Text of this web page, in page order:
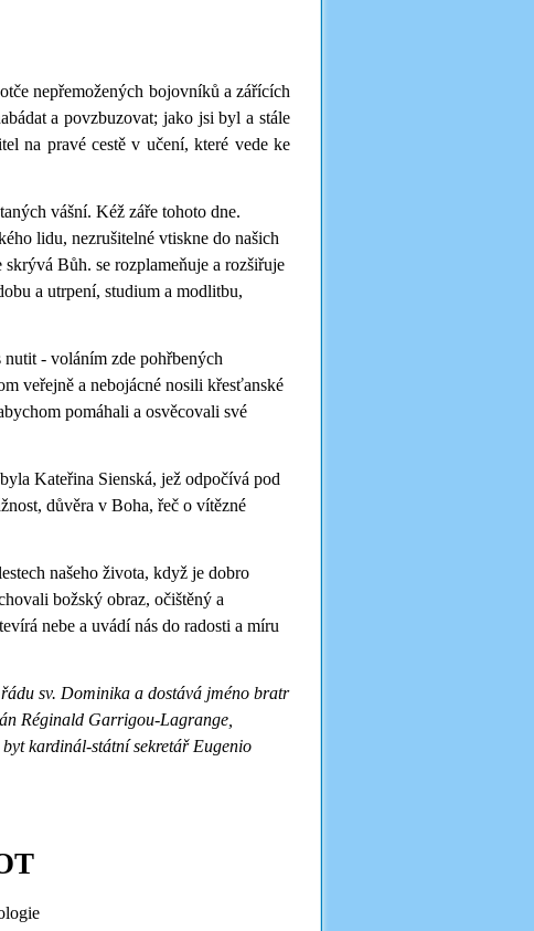
nepřemožených bojovníků a zářících
a povzbuzovat; jako jsi byl a stále
na pravé cestě v učení, které vede ke
vášní. Kéž záře tohoto dne.
lidu, nezrušitelné vtiskne do našich
Bůh. se rozplameňuje a rozšiřuje
a utrpení, studium a modlitbu,
- voláním zde pohřbených
veřejně a nebojácné nosili křesťanské
pomáhali a osvěcovali své
Kateřina Sienská, jež odpočívá pod
důvěra v Boha, řeč o vítězné
našeho života, když je dobro
božský obraz, očištěný a
nebe a uvádí nás do radosti a míru
sv. Dominika a dostává jméno bratr
Réginald Garrigou-Lagrange,
kardinál-státní sekretář Eugenio